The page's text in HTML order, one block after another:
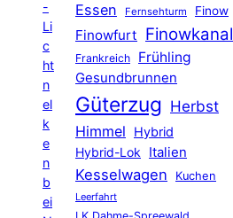
-
Li
c
ht
n
el
k
e
n
b
ei
Essen Fernsehturm Finow
Finowfurt Finowkanal
Frankreich Frühling
Gesundbrunnen
Güterzug Herbst
Himmel
Hybrid
Hybrid-Lok Italien
Kesselwagen Kuchen
Leerfahrt